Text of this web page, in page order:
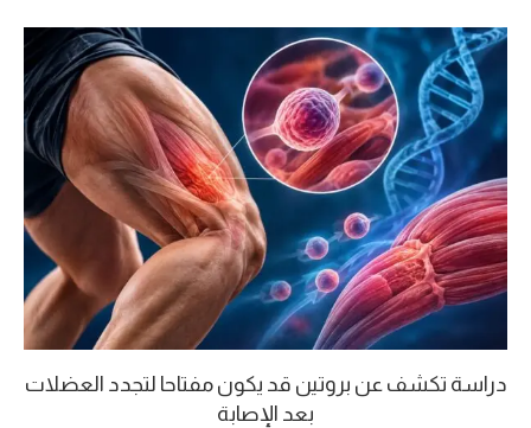
دراسة تكشف عن بروتين قد يكون مفتاحا لتجدد العضلات
بعد الإصابة